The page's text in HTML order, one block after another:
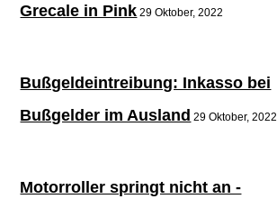
Grecale in Pink 29 Oktober, 2022
Bußgeldeintreibung: Inkasso bei
Bußgelder im Ausland 29 Oktober, 2022
Motorroller springt nicht an -